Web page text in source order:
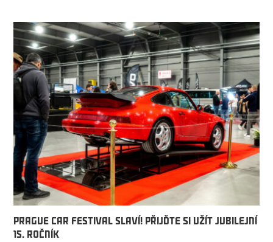
Prague Car Festival slaví! Přijďte si užít jubilejní
15. ročník